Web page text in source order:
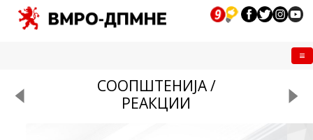
СООПШТЕНИЈА /
РЕАКЦИИ